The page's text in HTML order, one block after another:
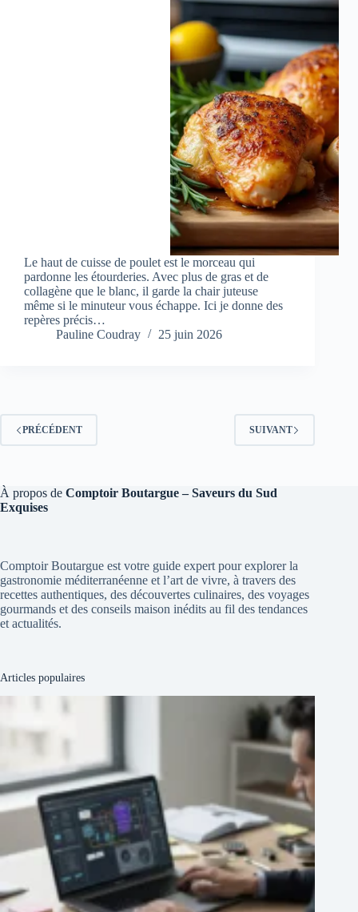
Le haut de cuisse de poulet est le morceau qui
pardonne les étourderies. Avec plus de gras et de
collagène que le blanc, il garde la chair juteuse
même si le minuteur vous échappe. Ici je donne des
repères précis…
Pauline Coudray
25 juin 2026
PRÉCÉDENT SUIVANT
À propos de Comptoir Boutargue – Saveurs du Sud
Exquises
Comptoir Boutargue est votre guide expert pour explorer la
gastronomie méditerranéenne et l’art de vivre, à travers des
recettes authentiques, des découvertes culinaires, des voyages
gourmands et des conseils maison inédits au fil des tendances
et actualités.
Articles populaires